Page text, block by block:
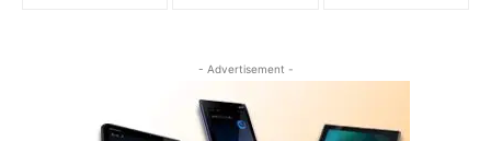
- Advertisement -